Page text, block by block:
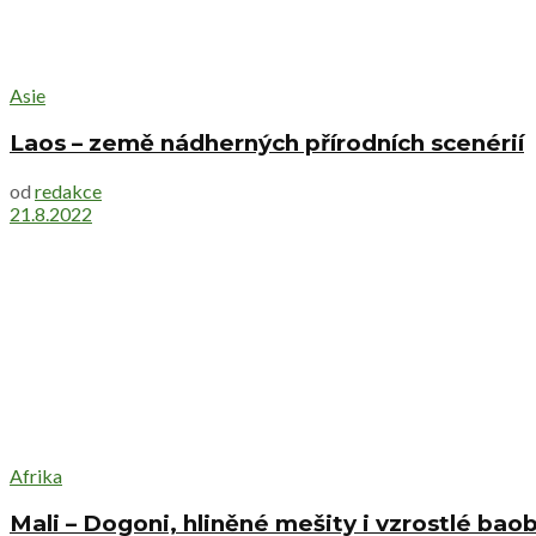
Asie
Laos – země nádherných přírodních scenérií
od redakce
21.8.2022
Afrika
Mali – Dogoni, hliněné mešity i vzrostlé